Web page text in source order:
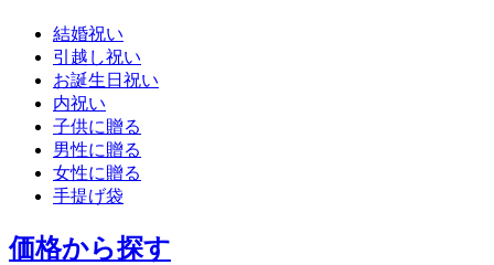
結婚祝い
引越し祝い
お誕生日祝い
内祝い
子供に贈る
男性に贈る
女性に贈る
手提げ袋
価格から探す